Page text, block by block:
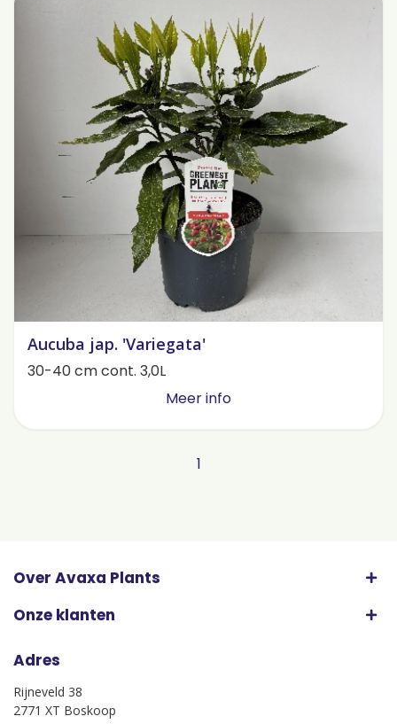
Aucuba jap. 'Variegata'
30-40 cm cont. 3,0L
Meer info
1
Over Avaxa Plants
Onze klanten
Adres
Rijneveld 38
2771 XT Boskoop